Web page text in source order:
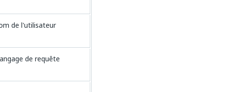
de l'utilisateur
de requête